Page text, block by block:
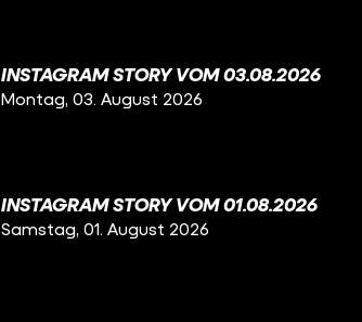
INSTAGRAM STORY VOM 03.08.2026
Montag, 03. August 2026
INSTAGRAM STORY VOM 01.08.2026
Samstag, 01. August 2026